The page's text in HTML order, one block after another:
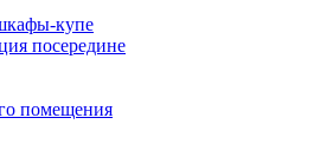
купе
посередине
помещения